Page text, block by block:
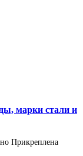
марки стали и
Прикреплена